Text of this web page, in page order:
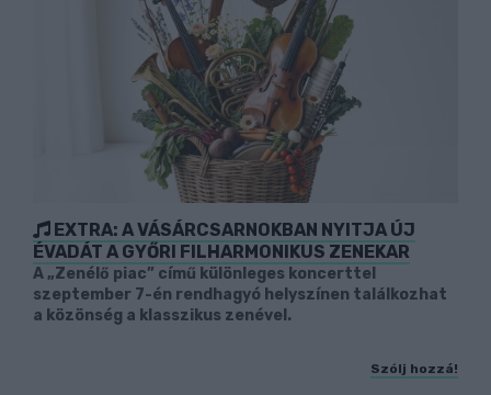
EXTRA: A VÁSÁRCSARNOKBAN NYITJA ÚJ
ÉVADÁT A GYŐRI FILHARMONIKUS ZENEKAR
A „Zenélő piac” című különleges koncerttel
szeptember 7-én rendhagyó helyszínen találkozhat
a közönség a klasszikus zenével.
Szólj hozzá!